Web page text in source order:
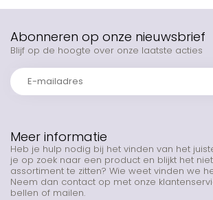
Meer informatie
Heb je hulp nodig bij het vinden van het
je op zoek naar een product en blijkt het
assortiment te zitten? Wie weet vinden we
Neem dan contact op met onze
bellen of mailen.
Abonneren op onze nieuwsbrief
Blijf op de hoogte over onze laatste acties